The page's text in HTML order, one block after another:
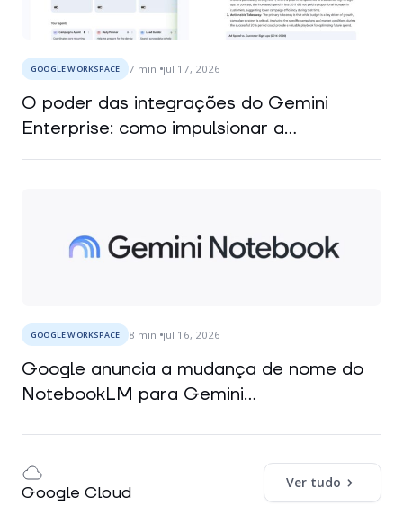
GOOGLE WORKSPACE 7 min jul 17, 2026
O poder das integrações do Gemini
Enterprise: como impulsionar a...
GOOGLE WORKSPACE 8 min jul 16, 2026
Google anuncia a mudança de nome do
NotebookLM para Gemini...
Google Cloud
Ver tudo